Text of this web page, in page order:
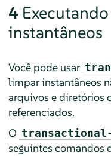
4
instantâneos
Você pode usar
limpar instantâneos
arquivos e diretórios
referenciados.
O
seguintes comandos